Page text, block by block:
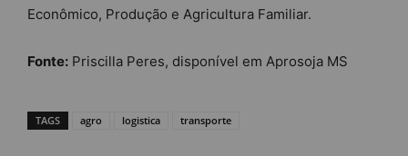
Econômico, Produção e Agricultura Familiar.
Fonte: Priscilla Peres, disponível em Aprosoja MS
TAGS agro logistica transporte